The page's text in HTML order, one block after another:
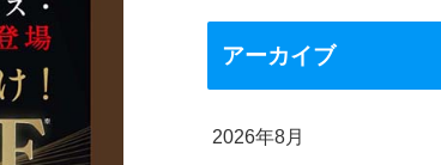
アーカイブ
2026年8月